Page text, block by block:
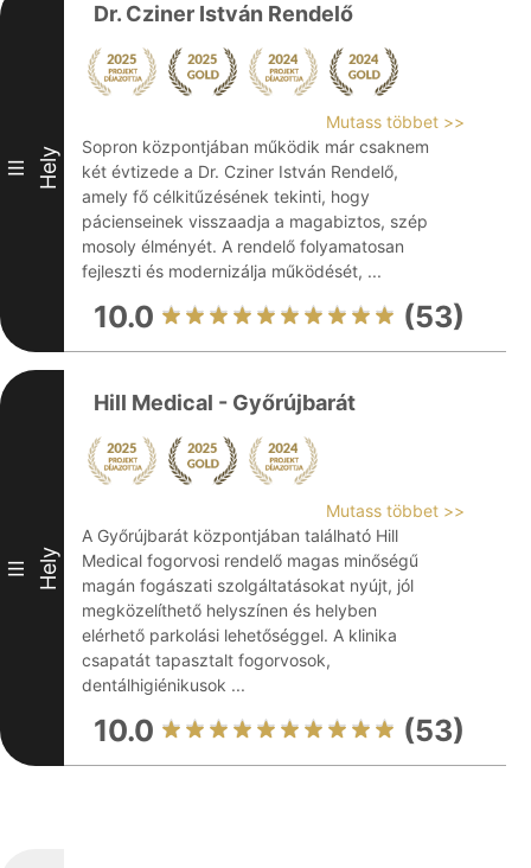
III Hely
Dr. Cziner István Rendelő
Mutass többet >>
Sopron központjában működik már csaknem
két évtizede a Dr. Cziner István Rendelő,
amely fő célkitűzésének tekinti, hogy
pácienseinek visszaadja a magabiztos, szép
mosoly élményét. A rendelő folyamatosan
fejleszti és modernizálja működését, ...
10.0 (53)
III Hely
Hill Medical - Győrújbarát
Mutass többet >>
A Győrújbarát központjában található Hill
Medical fogorvosi rendelő magas minőségű
magán fogászati szolgáltatásokat nyújt, jól
megközelíthető helyszínen és helyben
elérhető parkolási lehetőséggel. A klinika
csapatát tapasztalt fogorvosok,
dentálhigiénikusok ...
10.0 (53)